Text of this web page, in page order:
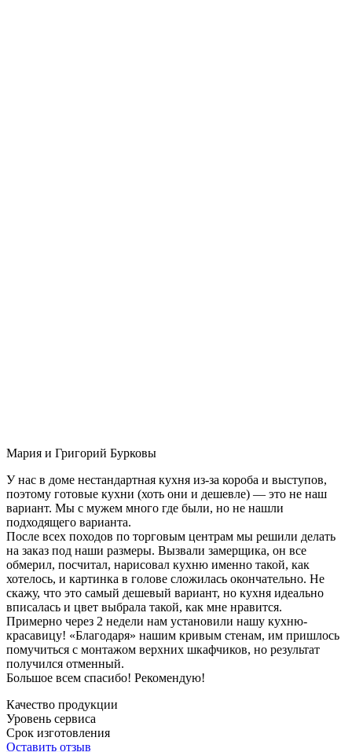
Мария и Григорий Бурковы
У нас в доме нестандартная кухня из-за короба и выступов,
поэтому готовые кухни (хоть они и дешевле) — это не наш
вариант. Мы с мужем много где были, но не нашли
подходящего варианта.
После всех походов по торговым центрам мы решили делать
на заказ под наши размеры. Вызвали замерщика, он все
обмерил, посчитал, нарисовал кухню именно такой, как
хотелось, и картинка в голове сложилась окончательно. Не
скажу, что это самый дешевый вариант, но кухня идеально
вписалась и цвет выбрала такой, как мне нравится.
Примерно через 2 недели нам установили нашу кухню-
красавицу! «Благодаря» нашим кривым стенам, им пришлось
помучиться с монтажом верхних шкафчиков, но результат
получился отменный.
Большое всем спасибо! Рекомендую!
Качество продукции
Уровень сервиса
Срок изготовления
Оставить отзыв